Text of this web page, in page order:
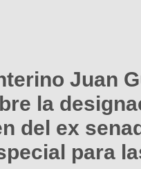
Juan
la
del ex
para